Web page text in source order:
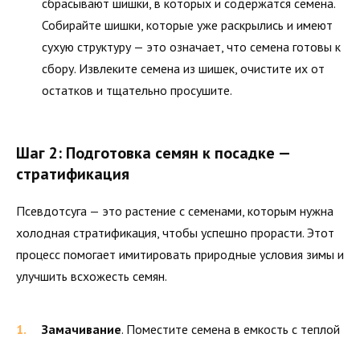
сбрасывают шишки, в которых и содержатся семена.
Собирайте шишки, которые уже раскрылись и имеют
сухую структуру — это означает, что семена готовы к
сбору. Извлеките семена из шишек, очистите их от
остатков и тщательно просушите.
Шаг 2: Подготовка семян к посадке —
стратификация
Псевдотсуга — это растение с семенами, которым нужна
холодная стратификация, чтобы успешно прорасти. Этот
процесс помогает имитировать природные условия зимы и
улучшить всхожесть семян.
Замачивание. Поместите семена в емкость с теплой